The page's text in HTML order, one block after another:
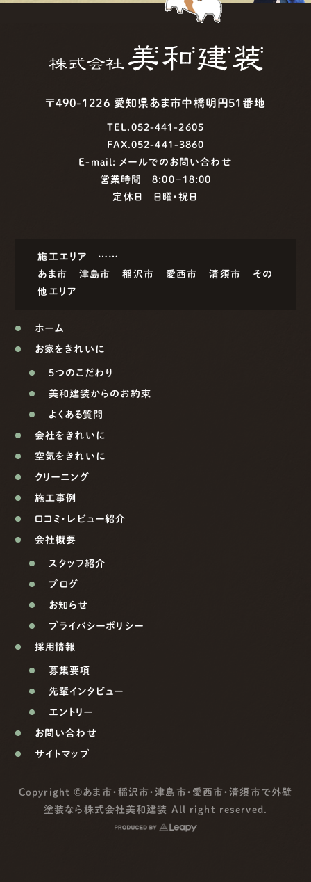
〒490-1226 愛知県あま市中橋明円51番地
TEL.052-441-2605
FAX.052-441-3860
E-mail:
メールでのお問い合わせ
営業時間 8:00−18:00
定休日 日曜・祝日
施工エリア ……
あま市
津島市 稲沢市 愛西市 清須市
その
他エリア
ホーム
お家をきれいに
5つのこだわり
美和建装からのお約束
よくある質問
会社をきれいに
空気をきれいに
クリーニング
施工事例
口コミ・レビュー紹介
会社概要
スタッフ紹介
ブログ
お知らせ
プライバシーポリシー
採用情報
募集要項
先輩インタビュー
エントリー
お問い合わせ
サイトマップ
Copyright ©あま市・稲沢市・津島市・愛西市・清須市で外壁
塗装なら株式会社美和建装 All right reserved.